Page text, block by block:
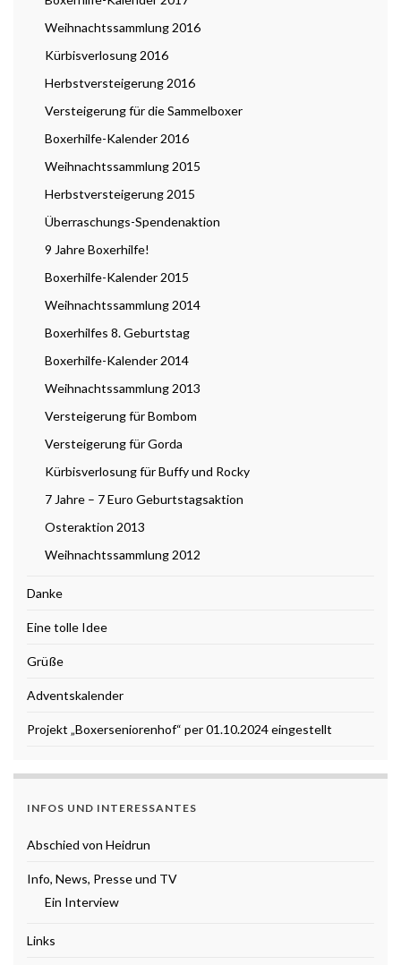
Weihnachtssammlung 2016
Kürbisverlosung 2016
Herbstversteigerung 2016
Versteigerung für die Sammelboxer
Boxerhilfe-Kalender 2016
Weihnachtssammlung 2015
Herbstversteigerung 2015
Überraschungs-Spendenaktion
9 Jahre Boxerhilfe!
Boxerhilfe-Kalender 2015
Weihnachtssammlung 2014
Boxerhilfes 8. Geburtstag
Boxerhilfe-Kalender 2014
Weihnachtssammlung 2013
Versteigerung für Bombom
Versteigerung für Gorda
Kürbisverlosung für Buffy und Rocky
7 Jahre – 7 Euro Geburtstagsaktion
Osteraktion 2013
Weihnachtssammlung 2012
Danke
Eine tolle Idee
Grüße
Adventskalender
Projekt „Boxerseniorenhof“ per 01.10.2024 eingestellt
INFOS UND INTERESSANTES
Abschied von Heidrun
Info, News, Presse und TV
Ein Interview
Links